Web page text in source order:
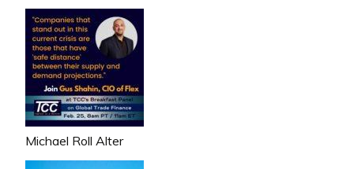
Michael Roll Alter